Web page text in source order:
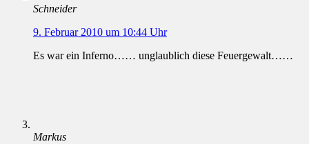
Schneider
9. Februar 2010 um 10:44 Uhr
Es war ein Inferno…… unglaublich diese Feuergewalt……
Markus